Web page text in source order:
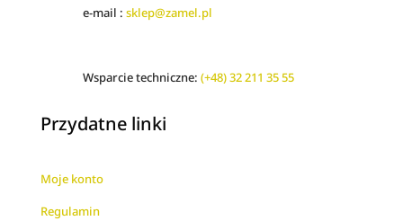
e-mail : sklep@zamel.pl
Wsparcie techniczne: (+48) 32 211 35 55
Przydatne linki
Moje konto
Regulamin